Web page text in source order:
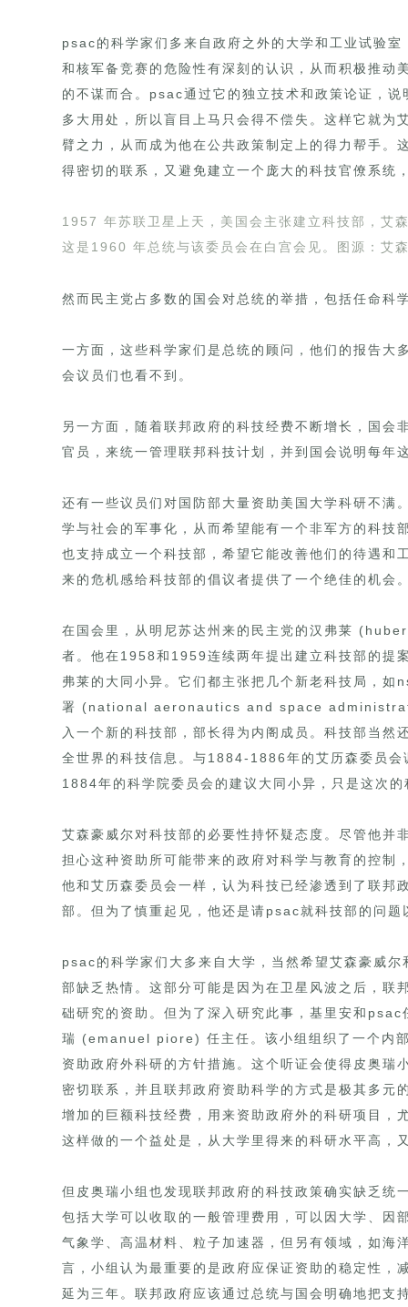
psac的科学家们多来自政府之外的大学和工业试验
和核军备竞赛的危险性有深刻的认识，从而积极推动
的不谋而合。psac通过它的独立技术和政策论证，
多大用处，所以盲目上马只会得不偿失。这样它就为
臂之力，从而成为他在公共政策制定上的得力帮手。
得密切的联系，又避免建立一个庞大的科技官僚系统
1957 年苏联卫星上天，美国会主张建立科技部，艾
这是1960 年总统与该委员会在白宫会见。图源：艾
然而民主党占多数的国会对总统的举措，包括任命科
一方面，这些科学家们是总统的顾问，他们的报告大
会议员们也看不到。
另一方面，随着联邦政府的科技经费不断增长，国会
官员，来统一管理联邦科技计划，并到国会说明每年
还有一些议员们对国防部大量资助美国大学科研不满
学与社会的军事化，从而希望能有一个非军方的科技
也支持成立一个科技部，希望它能改善他们的待遇和
来的危机感给科技部的倡议者提供了一个绝佳的机会
在国会里，从明尼苏达州来的民主党的汉弗莱
者。他在1958和1959连续两年提出建立科技部的提
弗莱的大同小异。它们都主张把几个新老科技局，
署 (national aeronautics and space
入一个新的科技部，部长得为内阁成员。科技部当
全世界的科技信息。与1884-1886年的艾历森委员
1884年的科学院委员会的建议大同小异，只是这次
艾森豪威尔对科技部的必要性持怀疑态度。尽管他并
担心这种资助所可能带来的政府对科学与教育的控制
他和艾历森委员会一样，认为科技已经渗透到了联邦
部。但为了慎重起见，他还是请psac就科技部的问
psac的科学家们大多来自大学，当然希望艾森豪威
部缺乏热情。这部分可能是因为在卫星风波之后，联
础研究的资助。但为了深入研究此事，基里安和
瑞 (emanuel piore) 任主任。该小组组织了一个内
资助政府外科研的方针措施。这个听证会使得皮奥瑞
密切联系，并且联邦政府资助科学的方式是极其多元
增加的巨额科技经费，用来资助政府外的科研项目，
这样做的一个益处是，从大学里得来的科研水平高，
但皮奥瑞小组也发现联邦政府的科技政策确实缺乏统
包括大学可以收取的一般管理费用，可以因大学、因
气象学、高温材料、粒子加速器，但另有领域，如海
言，小组认为最重要的是政府应保证资助的稳定性，
延为三年。联邦政府应该通过总统与国会明确地把支